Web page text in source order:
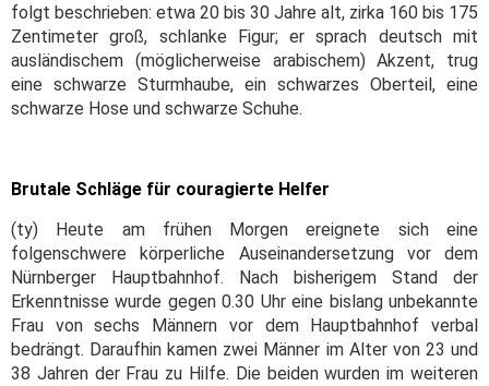
folgt beschrieben: etwa 20 bis 30 Jahre alt, zirka 160 bis 175
Zentimeter groß, schlanke Figur; er sprach deutsch mit
ausländischem (möglicherweise arabischem) Akzent, trug
eine schwarze Sturmhaube, ein schwarzes Oberteil, eine
schwarze Hose und schwarze Schuhe.
Brutale Schläge für couragierte Helfer
(ty) Heute am frühen Morgen ereignete sich eine
folgenschwere körperliche Auseinandersetzung vor dem
Nürnberger Hauptbahnhof. Nach bisherigem Stand der
Erkenntnisse wurde gegen 0.30 Uhr eine bislang unbekannte
Frau von sechs Männern vor dem Hauptbahnhof verbal
bedrängt. Daraufhin kamen zwei Männer im Alter von 23 und
38 Jahren der Frau zu Hilfe. Die beiden wurden im weiteren